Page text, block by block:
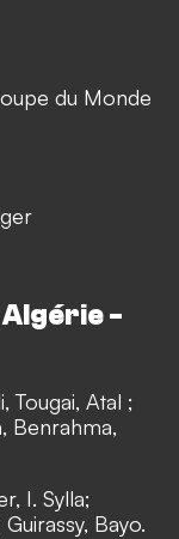
du Monde
Algérie -
Tougai, Atal ;
Benrahma,
I. Sylla;
Bayo.